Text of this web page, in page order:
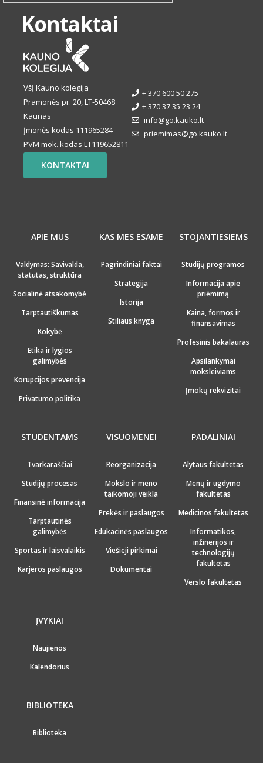
Kontaktai
VšĮ Kauno kolegija
Pramonės pr. 20, LT-50468
Kaunas
Įmonės kodas 111965284
PVM mok. kodas LT119652811
+ 370 600 50 275
+ 370 37 35 23 24
info@go.kauko.lt
priemimas@go.kauko.lt
KONTAKTAI
APIE MUS
Valdymas: Savivalda,
statutas, struktūra
Socialinė atsakomybė
Tarptautiškumas
Kokybė
Etika ir lygios
galimybės
Korupcijos prevencija
Privatumo politika
KAS MES ESAME
Pagrindiniai faktai
Strategija
Istorija
Stiliaus knyga
STOJANTIESIEMS
Studijų programos
Informacija apie
priėmimą
Kaina, formos ir
finansavimas
Profesinis bakalauras
Apsilankymai
moksleiviams
Įmokų rekvizitai
STUDENTAMS
Tvarkaraščiai
Studijų procesas
Finansinė informacija
Tarptautinės
galimybės
Sportas ir laisvalaikis
Karjeros paslaugos
VISUOMENEI
Reorganizacija
Mokslo ir meno
taikomoji veikla
Prekės ir paslaugos
Edukacinės paslaugos
Viešieji pirkimai
Dokumentai
PADALINIAI
Alytaus fakultetas
Menų ir ugdymo
fakultetas
Medicinos fakultetas
Informatikos,
inžinerijos ir
technologijų
fakultetas
Verslo fakultetas
ĮVYKIAI
Naujienos
Kalendorius
BIBLIOTEKA
Biblioteka